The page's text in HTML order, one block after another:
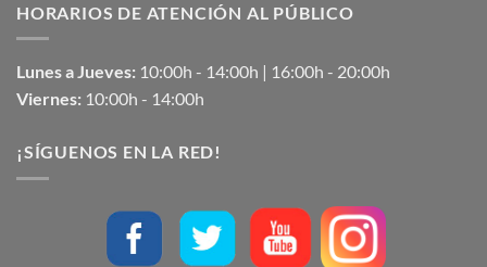
HORARIOS DE ATENCIÓN AL PÚBLICO
Lunes a Jueves: 10:00h - 14:00h | 16:00h - 20:00h
Viernes: 10:00h - 14:00h
¡SÍGUENOS EN LA RED!